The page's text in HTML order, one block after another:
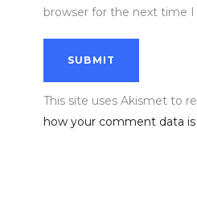
browser for the next time
This site uses Akismet to
how your comment data is